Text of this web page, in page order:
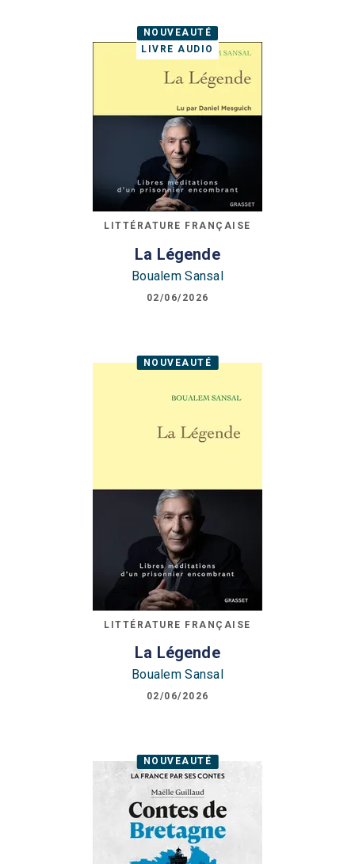
NOUVEAUTÉ
LIVRE AUDIO
LITTÉRATURE FRANÇAISE
La Légende
Boualem Sansal
02/06/2026
NOUVEAUTÉ
LITTÉRATURE FRANÇAISE
La Légende
Boualem Sansal
02/06/2026
NOUVEAUTÉ